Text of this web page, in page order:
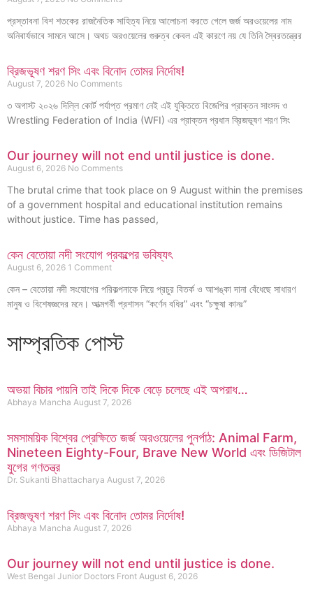
প্রস্তাবনা বিশ শতকের রাজনৈতিক সাহিত্য নিয়ে আলোচনা করতে গেলে জর্জ অরওয়েলের নাম
অনিবার্যভাবে সামনে আসে। অথচ অরওয়েলের গুরুত্ব কেবল এই কারণে নয় যে তিনি স্বৈরতন্ত্রের
ব্রিজভূষণ শরণ সিং এবং বিনোদ তোমর নির্দোষ!
August 7, 2026 No Comments
৩ অগাস্ট ২০২৬ দিল্লি কোর্ট পর্যাপ্ত প্রমাণ নেই এই যুক্তিতে বিজেপির প্রাক্তন সাংসদ ও
Wrestling Federation of India (WFI) এর প্রাক্তন প্রধান ব্রিজভূষণ শরণ সিং
Our journey will not end until justice is done.
August 6, 2026 No Comments
The brutal crime that took place on 9 August within the premises
of a government hospital and educational institution remains
without justice. Time has passed,
কেন বেতোয়া নদী সংযোগ প্রকল্পের ভবিষ্যৎ
August 6, 2026 1 Comment
কেন – বেতোয়া নদী সংযোগের পরিকল্পনাকে নিয়ে প্রচুর বিতর্ক ও আশঙ্কা দানা বেঁধেছে সাধারণ
মানুষ ও বিশেষজ্ঞদের মনে। আত্মগর্বী প্রশাসন “কর্ণেন বধির” এবং “চক্ষুষা কানঃ”
সাম্প্রতিক পোস্ট
অভয়া বিচার পায়নি তাই দিকে দিকে বেড়ে চলেছে এই অপরাধ…
Abhaya Mancha August 7, 2026
সমসাময়িক বিশ্বের প্রেক্ষিতে জর্জ অরওয়েলের পুনর্পাঠ: Animal Farm,
Nineteen Eighty-Four, Brave New World এবং ডিজিটাল
যুগের গণতন্ত্র
Dr. Sukanti Bhattacharya August 7, 2026
ব্রিজভূষণ শরণ সিং এবং বিনোদ তোমর নির্দোষ!
Abhaya Mancha August 7, 2026
Our journey will not end until justice is done.
West Bengal Junior Doctors Front August 6, 2026